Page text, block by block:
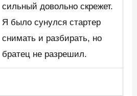
сильный довольно скрежет.
Я было сунулся стартер
снимать и разбирать, но
братец не разрешил.